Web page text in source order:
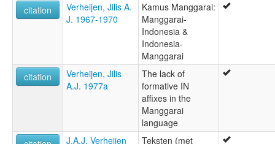
citation
Verheijen, Jilis A.
J. 1967-1970
Kamus Manggarai:
Manggarai-
Indonesia &
Indonesia-
Manggarai
citation
Verheijen, Jilis
A.J. 1977a
The lack of
formative IN
affixes in the
Manggarai
language
J.A.J. Verheijen Teksten (met